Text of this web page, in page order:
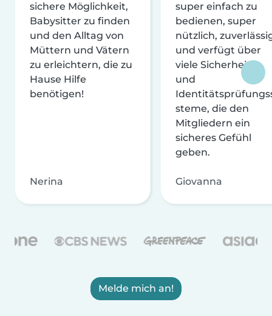
sichere Möglichkeit,
Babysitter zu finden
und den Alltag von
Müttern und Vätern
zu erleichtern, die zu
Hause Hilfe
benötigen!
Nerina
super einfach zu
bedienen, super
nützlich,
und verfügt über
viele Sicherheits-
und
steme, die den
Mitgliedern ein
sicheres Gefühl
geben.
Giovanna
Melde mich an!